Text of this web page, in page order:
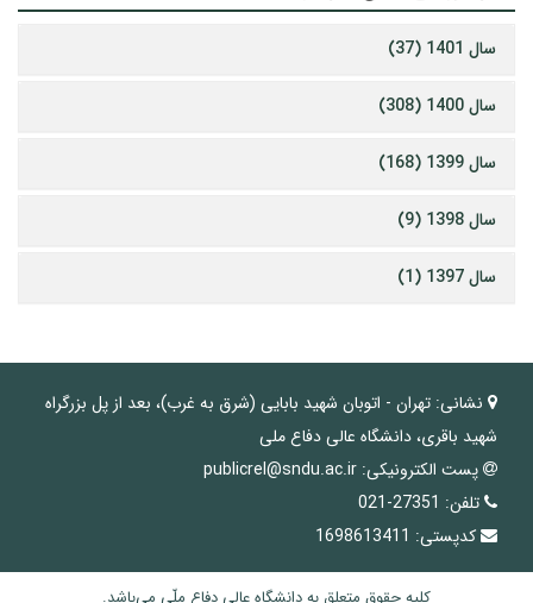
سال 1401 (37)
سال 1400 (308)
سال 1399 (168)
سال 1398 (9)
سال 1397 (1)
نشانی: تهران - اتوبان شهید بابایی (شرق به غرب)، بعد از پل بزرگراه
شهید باقری، دانشگاه عالی دفاع ملی
پست الکترونیکی: publicrel@sndu.ac.ir
تلفن: 27351-021
کدپستی: 1698613411
کلیه حقوق متعلق به دانشگاه عالی دفاع ملّی می‌باشد.